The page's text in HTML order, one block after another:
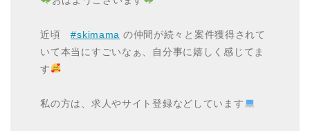
近頃#skimama の仲間が続々と案件獲得されて
いて本当にすごいなぁ、自分事に嬉しく感じてま
す
私の方は、求人やサイト登録などしています